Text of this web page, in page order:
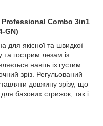
Professional Combo 3in1
GN)
для якісної та швидкої
гострим лезам із
навіть із густим
зріз. Регульований
довжину зрізу, що
базових стрижок, так і